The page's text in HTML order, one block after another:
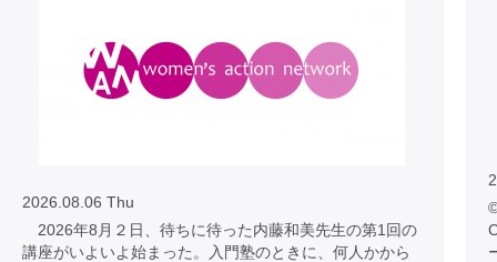
2026.08.06 Thu
2026年8月２日、待ちに待った内藤和美先生の第1回の
講座がいよいよ始まった。入門塾のときに、何人かから